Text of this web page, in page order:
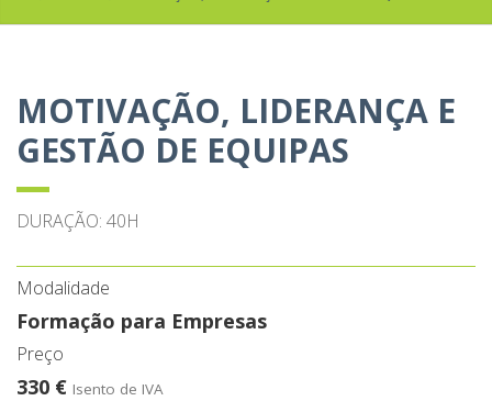
MOTIVAÇÃO, LIDERANÇA E
GESTÃO DE EQUIPAS
DURAÇÃO: 40H
Modalidade
Formação para Empresas
Preço
330 € Isento de IVA